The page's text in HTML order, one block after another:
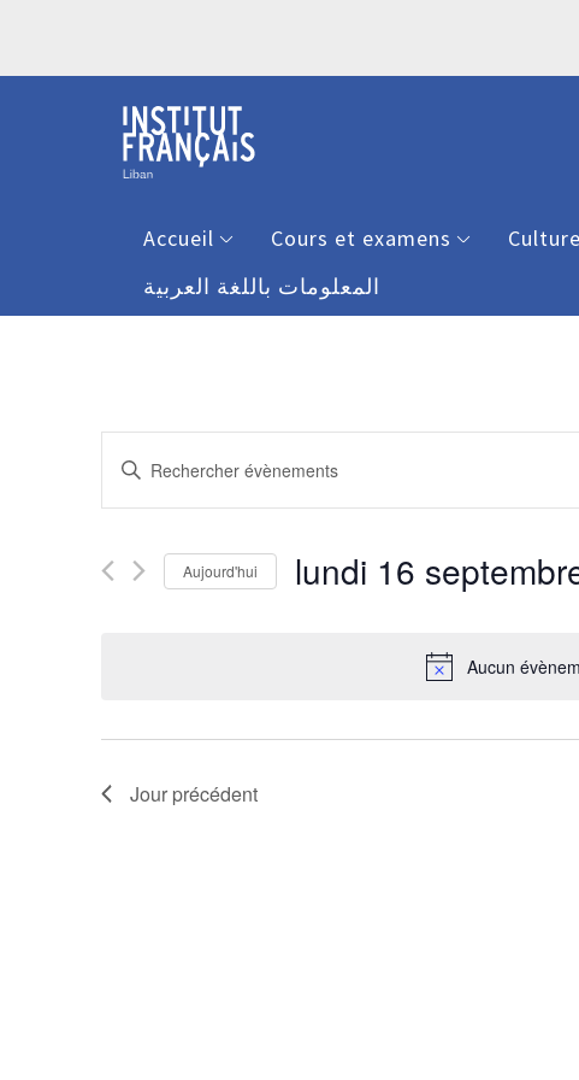
Accueil Cours et examens Culture
المعلومات باللغة العربية
Aucun
Recherche
et
de
Saisir
mot-
clé.
Évènements
par
Aujourd'hui lundi 16
Jour précédent